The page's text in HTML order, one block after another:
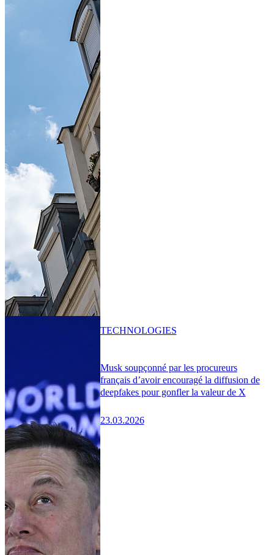
Musk soupçonné par les procureurs
français d’avoir encouragé la diffusion de
deepfakes pour gonfler la valeur de X
23.03.2026
TECHNOLOGIES